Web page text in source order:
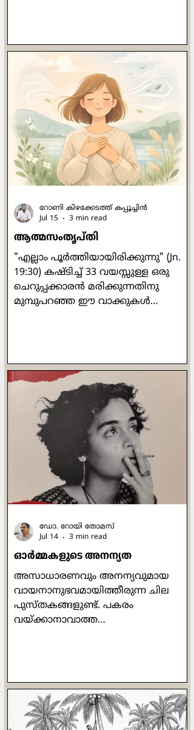
mood mapping ) ത്തിന്‍റെ പതിനാലു
ദിവസത്തെ പഠനം
പൂര്‍ത്തിയാക്കിയശേഷം നാം
അനുബന്ധമായി
മനോനില(Mood)യെക്കുറിച്ച്
പഠിക്കുന്നു . മനോനില അഥവാ മൂഡ്
എന്നത് നമ്മുടെ വ്യക്തിത്വവുമായി
അഭേദ്യമായി ബന്ധപ്പെട്ടിരിക്കുന്നു
എന്ന് നാം കണ്ടു . നാലു തരം
ആത്മസംതൃപ്തി
"എല്ലാം പൂര്‍ത്തിയായിരിക്കുന്നു" (Jn.
19:30) കഷ്ടിച്ച് 33 വയസ്സുള്ള ഒരു
ചെറുപ്പക്കാരന്‍ മരിക്കുന്നതിനു
മുമ്പുപറഞ്ഞ ഈ വാക്കുകള്‍
ജീവിതത്തിന് സ്വപ്നം കാണാന്‍
കഴിയുന്ന ഉന്നത സ്ഥലമാണ് ആ
വാക്കുകള്‍. എന്തെങ്കിലുമൊക്കെ
ചെയ്തു പൂര്‍ത്തിയാക്കുക,
നേടിയെടുക്കുക, സമ്പാദിക്കുക,
അവശേഷിപ്പിക്കുക എന്നിവയൊക്കെ
മനുഷ്യ സഹജമായ അടിസ്ഥാന
ചോദനയാണ്. മാനുഷികമായി
നോക്കുമ്പോള്‍ എന്താണ് ഈശോ
നേടിയത
റോണി കിഴക്കേടത്ത് കപ്പൂച്ചിന്‍
Jul 15
3 min read
ഓര്‍മ്മകളുടെ അനന്യത
അസാധാരണവും അനന്യവുമായ
വായനാനുഭവമായിത്തീരുന്ന ചില
പുസ്തകങ്ങളുണ്ട്. പകരം
വയ്ക്കാനാവാത്ത
വരിയാണ് ശീര്‍ഷകമായി
മാറിയിരിക്കുന്നത്. സ്വന്തം
അമ്മയെക്കുറിച്ചെഴുതുമ്പോള്‍തന്നെ
ഡോ. റോയി തോമസ്
Jul 14
3 min read